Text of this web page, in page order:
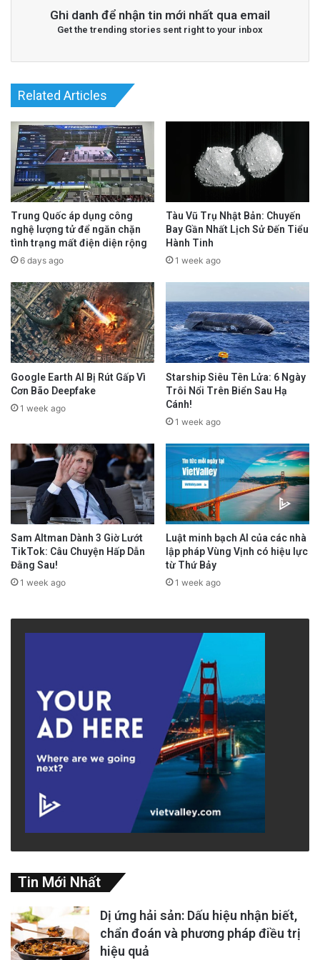
Ghi danh để nhận tin mới nhất qua email
Get the trending stories sent right to your inbox
Related Articles
Trung Quốc áp dụng công
nghệ lượng tử để ngăn chặn
tình trạng mất điện diện rộng
6 days ago
Tàu Vũ Trụ Nhật Bản: Chuyến
Bay Gần Nhất Lịch Sử Đến Tiểu
Hành Tinh
1 week ago
Google Earth AI Bị Rút Gấp Vì
Cơn Bão Deepfake
1 week ago
Starship Siêu Tên Lửa: 6 Ngày
Trôi Nổi Trên Biển Sau Hạ
Cánh!
1 week ago
Sam Altman Dành 3 Giờ Lướt
TikTok: Câu Chuyện Hấp Dẫn
Đằng Sau!
1 week ago
Luật minh bạch AI của các nhà
lập pháp Vùng Vịnh có hiệu lực
từ Thứ Bảy
1 week ago
Tin Mới Nhất
Dị ứng hải sản: Dấu hiệu nhận biết,
chẩn đoán và phương pháp điều trị
hiệu quả